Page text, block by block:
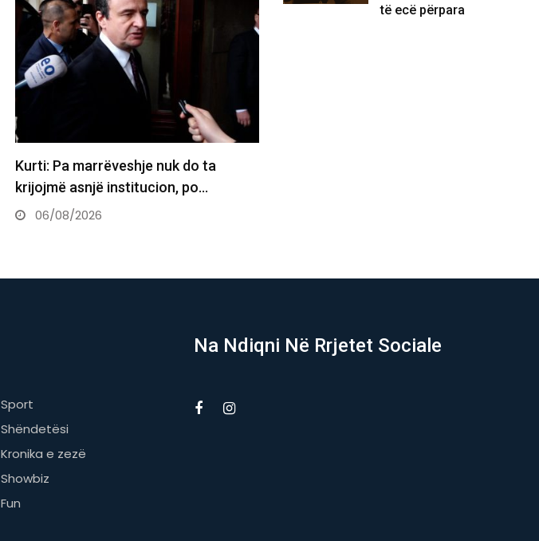
Kurti: Pa marrëveshje nuk do ta
krijojmë asnjë institucion, po…
06/08/2026
të ecë përpara
Sport
Shëndetësi
Kronika e zezë
Showbiz
Fun
Na Ndiqni Në Rrjetet Sociale